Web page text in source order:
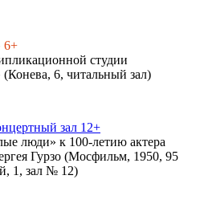
6+
студии
6, читальный зал)
зал 12+
люди» к 100-летию актера
Гурзо (Мосфильм, 1950, 95
1, зал № 12)